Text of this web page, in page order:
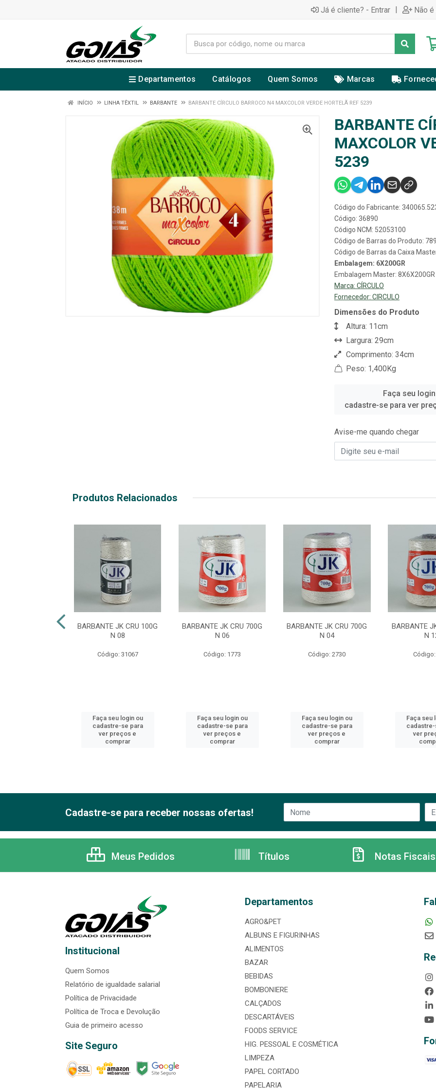
Já é cliente? - Entrar | Não
Departamentos Catálogos Quem Somos Marcas
INÍCIO LINHA TÊXTIL BARBANTE BARBANTE CÍRCULO BARROCO N4 MAXCOLOR VERDE HORTELÃ REF 5239
BARBANTE
MAXCOLOR
5239
Código do Fabricante:
Código: 36890
Código NCM: 52053100
Código de Barras do Produto:
Código de Barras da Caixa
Embalagem: 6X200GR
Embalagem Master: 8X6X200GR
Marca: CÍRCULO
Fornecedor: CIRCULO
Dimensões do Produto
Altura: 11cm
Largura: 29cm
Comprimento: 34cm
Peso: 1,400Kg
Faça seu
cadastre-se para ver
Avise-me quando chegar
Produtos Relacionados
BARBANTE JK CRU 100G
N 08
Código: 31067
Faça seu login ou
cadastre-se para
ver preços e
comprar
BARBANTE JK CRU 700G
N 06
Código: 1773
Faça seu login ou
cadastre-se para
ver preços e
comprar
BARBANTE JK CRU 700G
N 04
Código: 2730
Faça seu login ou
cadastre-se para
ver preços e
comprar
BARBANTE
N
Faça seu
ver
Cadastre-se para receber nossas ofertas!
Meus Pedidos Títulos Notas Fiscais
Institucional
Quem Somos
Relatório de igualdade salarial
Política de Privacidade
Política de Troca e Devolução
Guia de primeiro acesso
Site Seguro
Departamentos
AGRO&PET
ALBUNS E FIGURINHAS
ALIMENTOS
BAZAR
BEBIDAS
BOMBONIERE
CALÇADOS
DESCARTÁVEIS
FOODS SERVICE
HIG. PESSOAL E COSMÉTICA
LIMPEZA
PAPEL CORTADO
PAPELARIA